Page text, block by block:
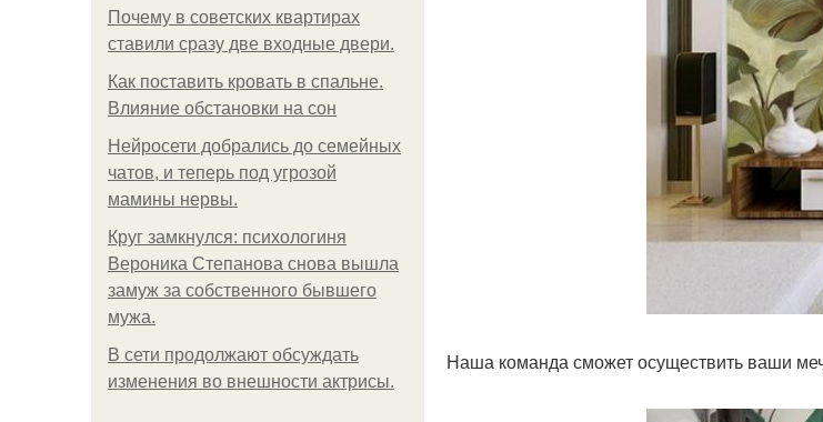
Почему в советских квартирах
ставили сразу две входные двери.
Как поставить кровать в спальне.
Влияние обстановки на сон
Нейросети добрались до семейных
чатов, и теперь под угрозой
мамины нервы.
Круг замкнулся: психологиня
Вероника Степанова снова вышла
замуж за собственного бывшего
мужа.
В сети продолжают обсуждать
изменения во внешности актрисы.
Наша команда сможет осуществить ваши